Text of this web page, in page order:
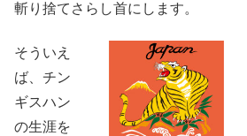
斬り捨てさらし首にします。
そういえ
ば、チン
ギスハン
の生涯を